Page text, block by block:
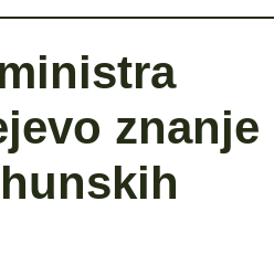
znanje